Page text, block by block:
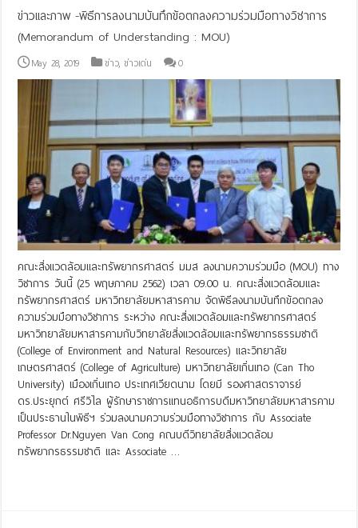
ข่าวและภาพ -พิธีการลงนามบันทึกข้อตกลงความร่วมมือทางวิชาการ
(Memorandum of Understanding : MOU)
May 28, 2019 ข่าว,ข่าวเด่น 0
คณะสิ่งแวดล้อมและทรัพยากรศาสตร์ มมส ลงนามความร่วมมือ (MOU) ทาง
วิชาการ วันนี้ (25 พฤษภาคม 2562) เวลา 09.00 น. คณะสิ่งแวดล้อมและ
ทรัพยากรศาสตร์ มหาวิทยาลัยมหาสารคาม จัดพิธีลงนามบันทึกข้อตกลง
ความร่วมมือทางวิชาการ ระหว่าง คณะสิ่งแวดล้อมและทรัพยากรศาสตร์
มหาวิทยาลัยมหาสารคามกับวิทยาลัยสิ่งแวดล้อมและทรัพยากรธรรมชาติ
(College of Environment and Natural Resources) และวิทยาลัย
เกษตรศาสตร์ (College of Agriculture) มหาวิทยาลัยเกิ่นเทอ (Can Tho
University) เมืองเกิ่นเทอ ประเทศเวียดนาม โดยมี รองศาสตราจารย์
ดร.ประยุกต์ ศรีวิไล ผู้รักษาราชการแทนอธิการบดีมหาวิทยาลัยมหาสารคาม
เป็นประธานในพิธีฯ ร่วมลงนามความร่วมมือทางวิชาการ กับ Associate
Professor Dr.Nguyen Van Cong คณบดีวิทยาลัยสิ่งแวดล้อม
ทรัพยากรธรรมชาติ และ Associate …